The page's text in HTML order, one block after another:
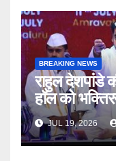
BREAKING NEWS
राहुल देशपांडे
हॉल को
JUL 19, 2026